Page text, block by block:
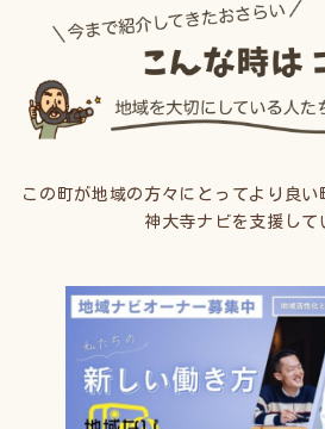
この町が地域の方々にとってより良
神大寺ナビを支援して